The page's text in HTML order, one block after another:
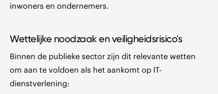
inwoners en ondernemers.
Wettelijke noodzaak en veiligheidsrisico's
Binnen de publieke sector zijn dit relevante wetten
om aan te voldoen als het aankomt op IT-
dienstverlening: